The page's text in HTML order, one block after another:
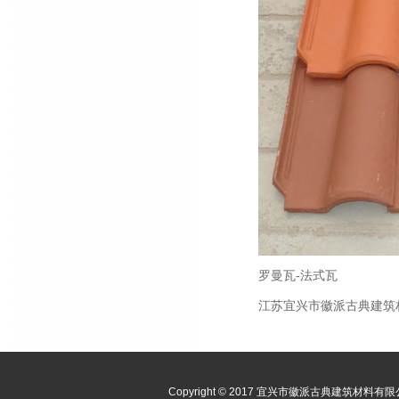
罗曼瓦-法式瓦
江苏宜兴市徽派古典建
Copyright © 2017 宜兴市徽派古典建筑材料有